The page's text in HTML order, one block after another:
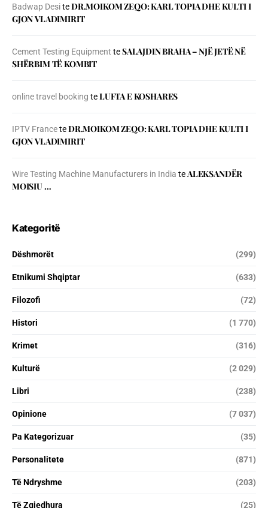
Badwap DesiteDR.MOIKOM ZEQO: KARL TOPIA DHE KULTI I
GJON VLADIMIRIT
Cement Testing Equipment teSALAJDIN BRAHA – NJЁ JETЁ NЁ
SHЁRBIM TЁ KOMBIT
online travel booking teLUFTA E KOSHARES
IPTV FranceteDR.MOIKOM ZEQO: KARL TOPIA DHE KULTI I
GJON VLADIMIRIT
Wire Testing Machine Manufacturers in India teALEKSANDËR
MOISIU …
Kategoritë
Dëshmorët (299)
Etnikumi Shqiptar (633)
Filozofi (72)
Histori (1 770)
Krimet (316)
Kulturë (2 029)
Libri (238)
Opinione (7 037)
Pa Kategorizuar (35)
Personalitete (871)
Të Ndryshme (203)
Të Zgjedhura (25)